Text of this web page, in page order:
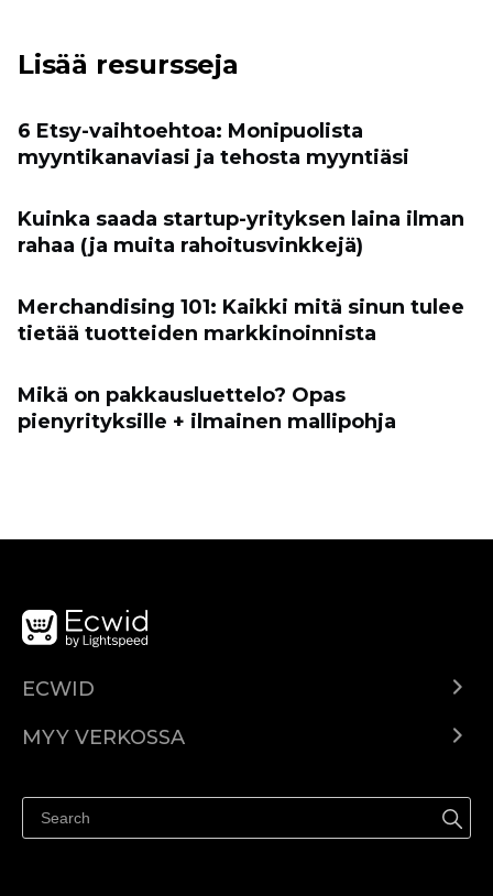
Lisää resursseja
6 Etsy-vaihtoehtoa: Monipuolista
myyntikanaviasi ja tehosta myyntiäsi
Kuinka saada startup-yrityksen laina ilman
rahaa (ja muita rahoitusvinkkejä)
Merchandising 101: Kaikki mitä sinun tulee
tietää tuotteiden markkinoinnista
Mikä on pakkausluettelo? Opas
pienyrityksille + ilmainen mallipohja
ECWID
Hinnoittelu
MYY VERKOSSA
Myy Facebookissa
Myy Instagramissa